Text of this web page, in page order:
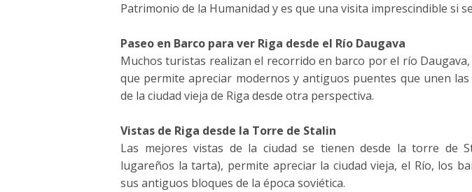
Patrimonio de la Humanidad y es que una visita imprescindible si
Paseo en Barco para ver Riga desde el Río Daugava
Muchos turistas realizan el recorrido en barco por el río
que permite apreciar modernos y antiguos puentes que unen
de la ciudad vieja de Riga desde otra perspectiva.
Vistas de Riga desde la Torre de Stalin
Las mejores vistas de la ciudad se tienen desde la torre de
lugareños la tarta), permite apreciar la ciudad vieja, el Río, los
sus antiguos bloques de la época soviética.